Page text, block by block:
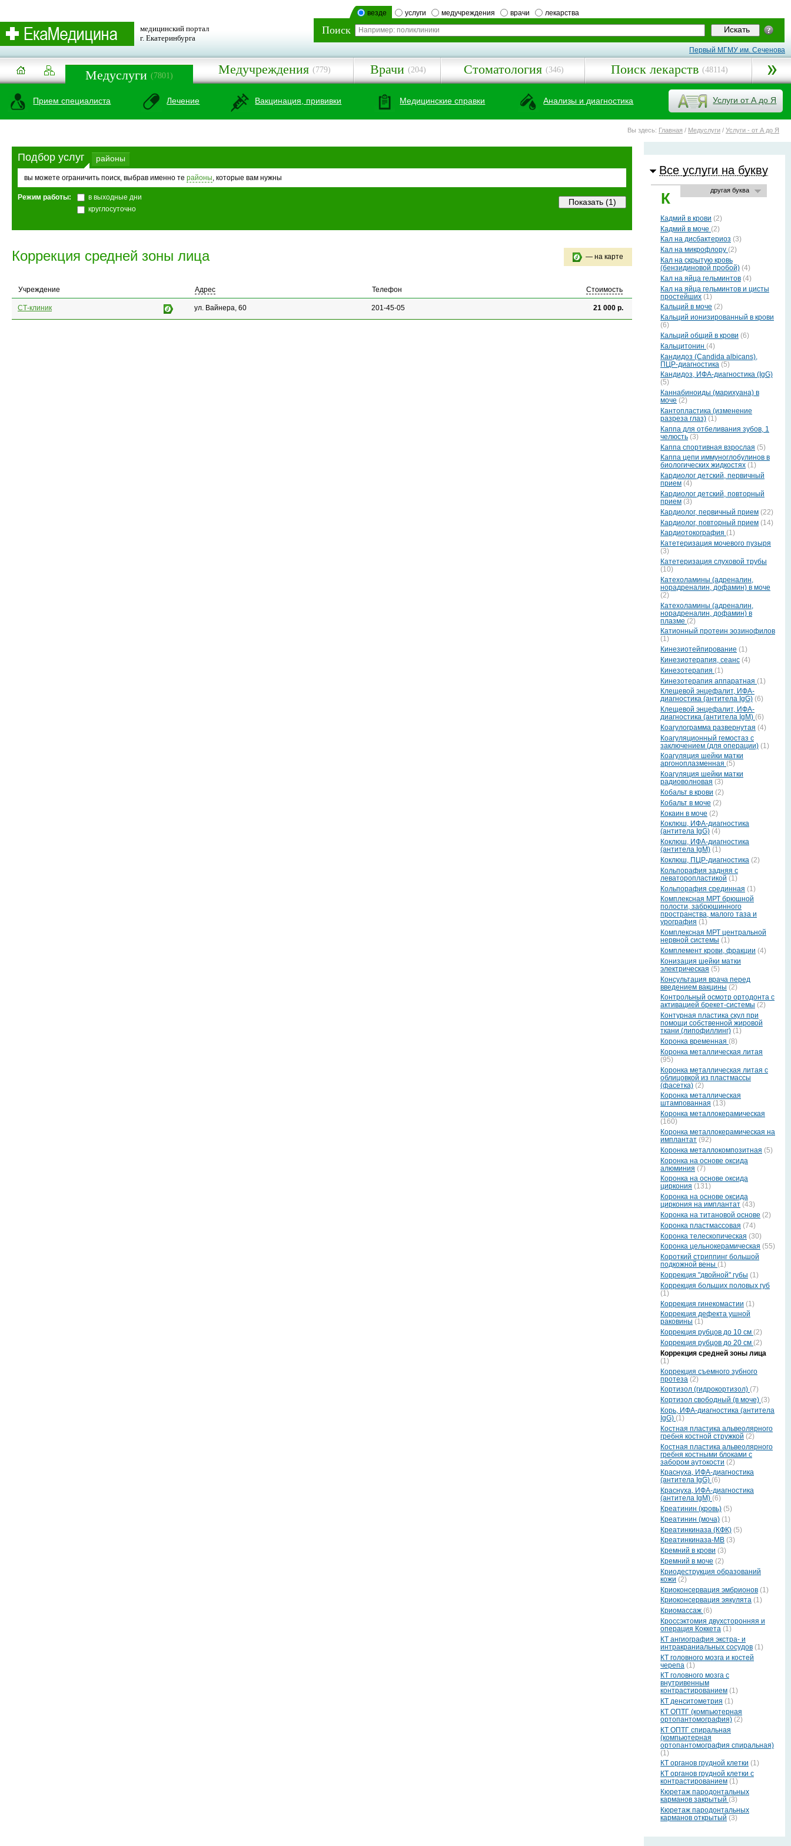
везде услуги медучреждения врачи лекарства
Поиск
медицинский портал
г. Екатеринбурга
Первый МГМУ им. Сеченова
Медуслуги (7801) Медучреждения (779) Врачи (204) Стоматология (346) Поиск лекарств (48114)
Прием специалиста Лечение Вакцинация, прививки Медицинские справки Анализы и диагностика Услуги от А до Я
Вы здесь: Главная / Медуслуги / Услуги - от А до Я
Все услуги на букву
другая буква
К
Кадмий в крови (2)
Кадмий в моче (2)
Кал на дисбактериоз (3)
Кал на микрофлору (2)
Кал на скрытую кровь
(бензидиновой пробой) (4)
Кал на яйца гельминтов (4)
Кал на яйца гельминтов и цисты
простейших (1)
Кальций в моче (2)
Кальций ионизированный в крови
(6)
Кальций общий в крови (6)
Кальцитонин (4)
Кандидоз (Candida albicans),
ПЦР-диагностика (5)
Кандидоз, ИФА-диагностика (IgG)
(5)
Каннабиноиды (марихуана) в
моче (2)
Кантопластика (изменение
разреза глаз) (1)
Каппа для отбеливания зубов, 1
челюсть (3)
Каппа спортивная взрослая (5)
Каппа цепи иммуноглобулинов в
биологических жидкостях (1)
Кардиолог детский, первичный
прием (4)
Кардиолог детский, повторный
прием (3)
Кардиолог, первичный прием (22)
Кардиолог, повторный прием (14)
Кардиотокография (1)
Катетеризация мочевого пузыря
(3)
Катетеризация слуховой трубы
(10)
Катехоламины (адреналин,
норадреналин, дофамин) в моче
(2)
Катехоламины (адреналин,
норадреналин, дофамин) в
плазме (2)
Катионный протеин эозинофилов
(1)
Кинезиотейпирование (1)
Кинезиотерапия, сеанс (4)
Кинезотерапия (1)
Кинезотерапия аппаратная (1)
Клещевой энцефалит, ИФА-
диагностика (антитела IgG) (6)
Клещевой энцефалит, ИФА-
диагностика (антитела IgМ) (6)
Коагулограмма развернутая (4)
Коагуляционный гемостаз с
заключением (для операции) (1)
Коагуляция шейки матки
аргоноплазменная (5)
Коагуляция шейки матки
радиоволновая (3)
Кобальт в крови (2)
Кобальт в моче (2)
Кокаин в моче (2)
Коклюш, ИФА-диагностика
(антитела IgG) (4)
Коклюш, ИФА-диагностика
(антитела IgM) (1)
Коклюш, ПЦР-диагностика (2)
Кольпорафия задняя с
леваторопластикой (1)
Кольпорафия срединная (1)
Комплексная МРТ брюшной
полости, забрюшинного
пространства, малого таза и
урография (1)
Комплексная МРТ центральной
нервной системы (1)
Комплемент крови, фракции (4)
Конизация шейки матки
электрическая (5)
Консультация врача перед
введением вакцины (2)
Контрольный осмотр ортодонта с
активацией брекет-системы (2)
Контурная пластика скул при
помощи собственной жировой
ткани (липофиллинг) (1)
Коронка временная (8)
Коронка металлическая литая
(95)
Коронка металлическая литая с
облицовкой из пластмассы
(фасетка) (2)
Коронка металлическая
штампованная (13)
Коронка металлокерамическая
(160)
Коронка металлокерамическая на
имплантат (92)
Коронка металлокомпозитная (5)
Коронка на основе оксида
алюминия (7)
Коронка на основе оксида
циркония (131)
Коронка на основе оксида
циркония на имплантат (43)
Коронка на титановой основе (2)
Коронка пластмассовая (74)
Коронка телескопическая (30)
Коронка цельнокерамическая (55)
Короткий стриппинг большой
подкожной вены (1)
Коррекция "двойной" губы (1)
Коррекция больших половых губ
(1)
Коррекция гинекомастии (1)
Коррекция дефекта ушной
раковины (1)
Коррекция рубцов до 10 см (2)
Коррекция рубцов до 20 см (2)
Коррекция средней зоны лица
(1)
Коррекция съемного зубного
протеза (2)
Кортизол (гидрокортизол) (7)
Кортизол свободный (в моче) (3)
Корь, ИФА-диагностика (антитела
IgG) (1)
Костная пластика альвеолярного
гребня костной стружкой (2)
Костная пластика альвеолярного
гребня костными блоками с
забором аутокости (2)
Краснуха, ИФА-диагностика
(антитела IgG) (6)
Краснуха, ИФА-диагностика
(антитела IgМ) (6)
Креатинин (кровь) (5)
Креатинин (моча) (1)
Креатинкиназа (КФК) (5)
Креатинкиназа-МВ (3)
Кремний в крови (3)
Кремний в моче (2)
Криодеструкция образований
кожи (2)
Криоконсервация эмбрионов (1)
Криоконсервация эякулята (1)
Криомассаж (6)
Кроссэктомия двухсторонняя и
операция Коккета (1)
КТ ангиография экстра- и
интракраниальных сосудов (1)
КТ головного мозга и костей
черепа (1)
КТ головного мозга с
внутривенным
контрастированием (1)
КТ денситометрия (1)
КТ ОПТГ (компьютерная
ортопантомография) (2)
КТ ОПТГ спиральная
(компьютерная
ортопантомография спиральная)
(1)
КТ органов грудной клетки (1)
КТ органов грудной клетки с
контрастированием (1)
Кюретаж пародонтальных
карманов закрытый (3)
Кюретаж пародонтальных
карманов открытый (3)
Подбор услуг районы
вы можете ограничить поиск, выбрав именно те районы, которые вам нужны
Режим работы:
в выходные дни
круглосуточно
— на карте
Коррекция средней зоны лица
Учреждение Адрес Телефон Стоимость
СТ-клиник ул. Вайнера, 60 201-45-05 21 000 р.